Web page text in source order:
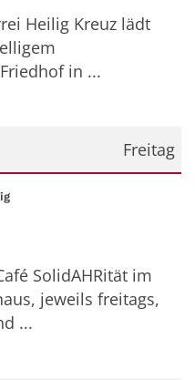
Heilig Kreuz lädt
in ...
Freitag
:
SolidAHRität im
jeweils freitags,
...